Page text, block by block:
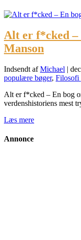
Alt er f*cked –
Manson
Indsendt afMichael |
populære bøger, Filosofi
Alt er f*cked – En bog
verdenshistoriens mest
Læs mere
Annonce